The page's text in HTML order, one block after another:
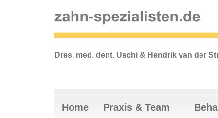
Dres. med. dent. Uschi & Hendrik van der
Home Praxis & Team